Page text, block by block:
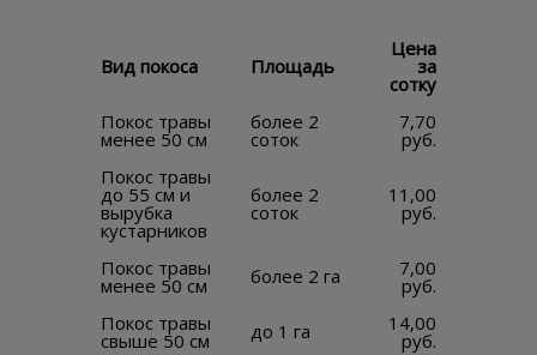
Вид покоса Площадь
Цена
за
сотку
Покос травы
менее 50 см
более 2
соток
7,70
руб.
Покос травы
до 55 см и
вырубка
кустарников
более 2
соток
11,00
руб.
Покос травы
менее 50 см более 2 га 7,00
руб.
Покос травы
свыше 50 см до 1 га 14,00
руб.